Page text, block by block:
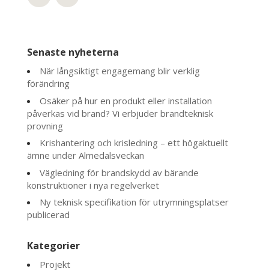
Senaste nyheterna
När långsiktigt engagemang blir verklig
förändring
Osäker på hur en produkt eller installation
påverkas vid brand? Vi erbjuder brandteknisk
provning
Krishantering och krisledning – ett högaktuellt
ämne under Almedalsveckan
Vägledning för brandskydd av bärande
konstruktioner i nya regelverket
Ny teknisk specifikation för utrymningsplatser
publicerad
Kategorier
Projekt